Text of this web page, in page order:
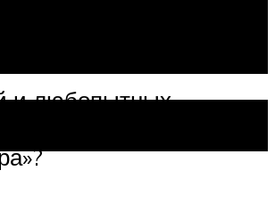
и любопытных
комнаты,